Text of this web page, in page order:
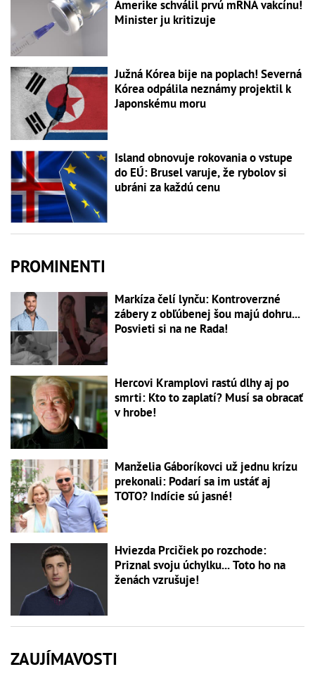
Amerike schválil prvú mRNA vakcínu!
Minister ju kritizuje
Južná Kórea bije na poplach! Severná
Kórea odpálila neznámy projektil k
Japonskému moru
Island obnovuje rokovania o vstupe
do EÚ: Brusel varuje, že rybolov si
ubráni za každú cenu
PROMINENTI
Markíza čelí lynču: Kontroverzné
zábery z obľúbenej šou majú dohru...
Posvieti si na ne Rada!
Hercovi Kramplovi rastú dlhy aj po
smrti: Kto to zaplatí? Musí sa obracať
v hrobe!
Manželia Gáboríkovci už jednu krízu
prekonali: Podarí sa im ustáť aj
TOTO? Indície sú jasné!
Hviezda Prcičiek po rozchode:
Priznal svoju úchylku... Toto ho na
ženách vzrušuje!
ZAUJÍMAVOSTI